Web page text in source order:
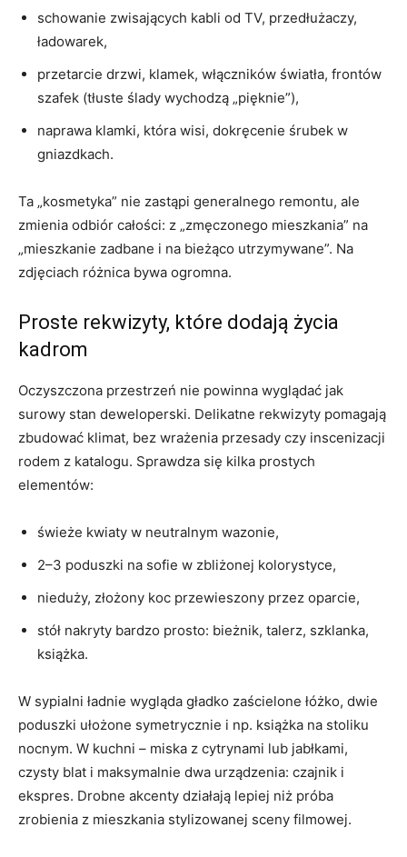
schowanie zwisających kabli od TV, przedłużaczy,
ładowarek,
przetarcie drzwi, klamek, włączników światła, frontów
szafek (tłuste ślady wychodzą „pięknie”),
naprawa klamki, która wisi, dokręcenie śrubek w
gniazdkach.
Ta „kosmetyka” nie zastąpi generalnego remontu, ale
zmienia odbiór całości: z „zmęczonego mieszkania” na
„mieszkanie zadbane i na bieżąco utrzymywane”. Na
zdjęciach różnica bywa ogromna.
Proste rekwizyty, które dodają życia
kadrom
Oczyszczona przestrzeń nie powinna wyglądać jak
surowy stan deweloperski. Delikatne rekwizyty pomagają
zbudować klimat, bez wrażenia przesady czy inscenizacji
rodem z katalogu. Sprawdza się kilka prostych
elementów:
świeże kwiaty w neutralnym wazonie,
2–3 poduszki na sofie w zbliżonej kolorystyce,
nieduży, złożony koc przewieszony przez oparcie,
stół nakryty bardzo prosto: bieżnik, talerz, szklanka,
książka.
W sypialni ładnie wygląda gładko zaścielone łóżko, dwie
poduszki ułożone symetrycznie i np. książka na stoliku
nocnym. W kuchni – miska z cytrynami lub jabłkami,
czysty blat i maksymalnie dwa urządzenia: czajnik i
ekspres. Drobne akcenty działają lepiej niż próba
zrobienia z mieszkania stylizowanej sceny filmowej.